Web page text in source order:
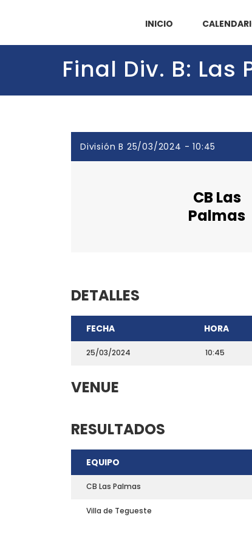
INICIO
Final Div. B:
División B 25/03/2024 - 10:45
CB Las
Palmas
DETALLES
FECHA HORA
25/03/2024 10:45
VENUE
RESULTADOS
EQUIPO
CB Las Palmas
Villa de Tegueste
Teléfono: 661703772
Email:direccion@marchadeportiva.com
San Sebastián de La Gomera